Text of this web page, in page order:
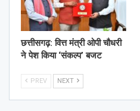
छत्तीसगढ़: वित्त मंत्री ओपी चौधरी
ने पेश किया ‘संकल्प’ बजट
PREV NEXT